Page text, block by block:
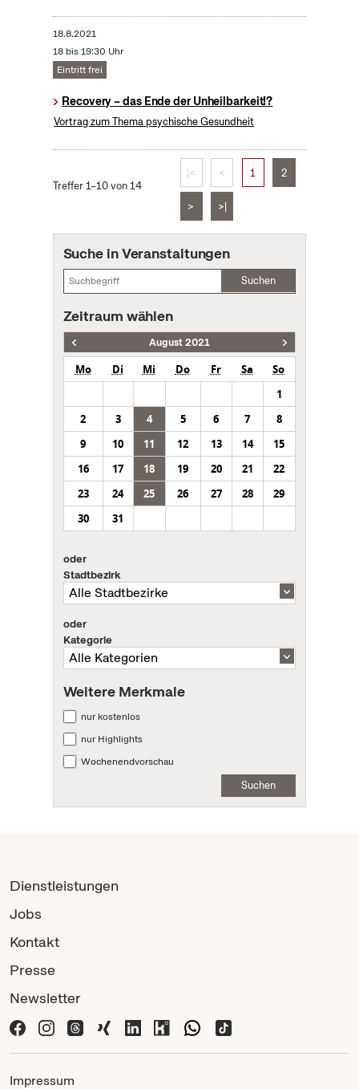
18.8.2021
18 bis 19:30 Uhr
Eintritt frei
Recovery – das Ende der Unheilbarkeit!?
Vortrag zum Thema psychische Gesundheit
Treffer 1–10 von 14
|< < 1 2
> >|
Suche in Veranstaltungen
Suchen
Zeitraum wählen
August 2021
Mo Di Mi Do Fr Sa
So
1
2
3 4 5 6 7
8
9
10 11 12 13 14
15
16
17 18 19 20 21
22
23
24 25 26 27 28
29
30
31
oder
Stadtbezirk
oder
Kategorie
Weitere Merkmale
nur kostenlos
nur Highlights
Wochenendvorschau
Suchen
Dienstleistungen
Jobs
Kontakt
Presse
Newsletter
Impressum